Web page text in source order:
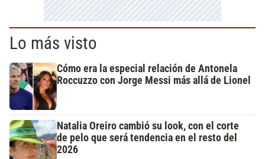
Lo más visto
Cómo era la especial relación de Antonela
Roccuzzo con Jorge Messi más allá de Lionel
Natalia Oreiro cambió su look, con el corte
de pelo que será tendencia en el resto del
2026